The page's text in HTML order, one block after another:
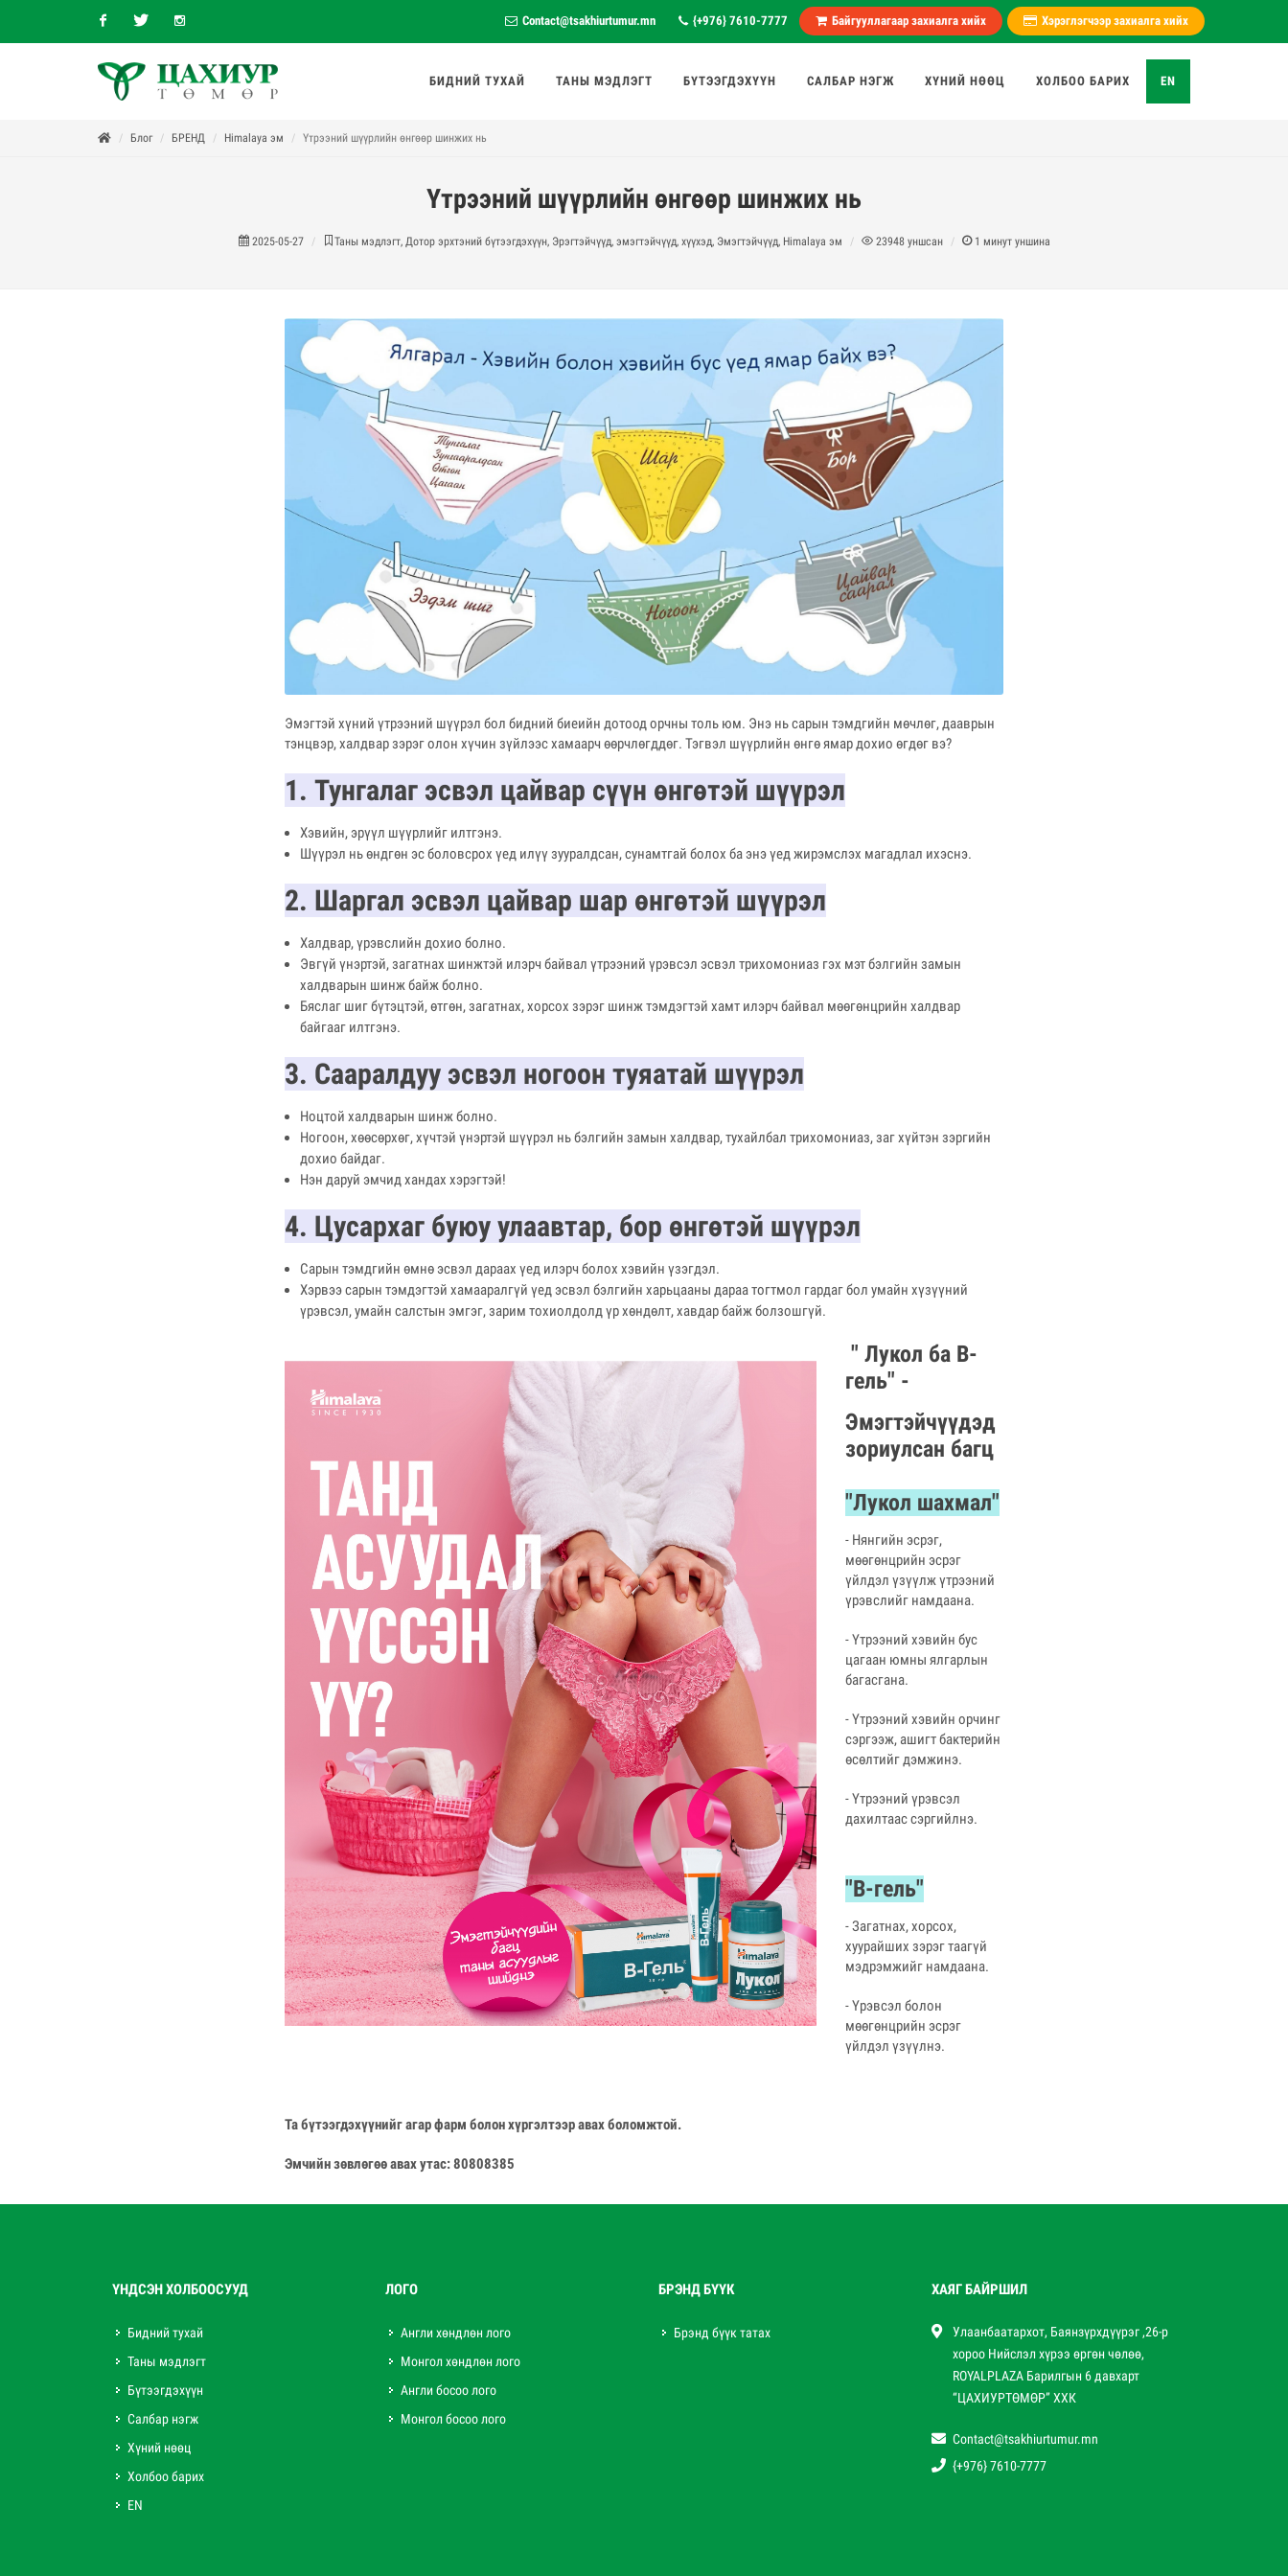
FacebookTwitter Instagram
Contact@tsakhiurtumur.mn {+976} 7610-7777 Байгууллагаар захиалга хийх Хэрэглэгчээр захиалга хийх
БИДНИЙ ТУХАЙ ТАНЫ МЭДЛЭГТ БҮТЭЭГДЭХҮҮН САЛБАР НЭГЖ ХҮНИЙ НӨӨЦ ХОЛБОО БАРИХ EN
Блог БРЕНД Himalaya эм Үтрээний шүүрлийн өнгөөр шинжих нь
Үтрээний шүүрлийн өнгөөр шинжих нь
2025-05-27 Таны мэдлэгт, Дотор эрхтэний бүтээгдэхүүн, Эрэгтэйчүүд, эмэгтэйчүүд, хүүхэд, Эмэгтэйчүүд, Himalaya эм 23948 уншсан 1 минут уншина
Эмэгтэй хүний үтрээний шүүрэл бол бидний биеийн дотоод орчны толь юм. Энэ нь сарын тэмдгийн мөчлөг, дааврын
тэнцвэр, халдвар зэрэг олон хүчин зүйлээс хамаарч өөрчлөгддөг. Тэгвэл шүүрлийн өнгө ямар дохио өгдөг вэ?
1. Тунгалаг эсвэл цайвар сүүн өнгөтэй шүүрэл
Хэвийн, эрүүл шүүрлийг илтгэнэ.
Шүүрэл нь өндгөн эс боловсрох үед илүү зууралдсан, сунамтгай болох ба энэ үед жирэмслэх магадлал ихэснэ.
2. Шаргал эсвэл цайвар шар өнгөтэй шүүрэл
Халдвар, үрэвслийн дохио болно.
Эвгүй үнэртэй, загатнах шинжтэй илэрч байвал үтрээний үрэвсэл эсвэл трихомониаз гэх мэт бэлгийн замын
халдварын шинж байж болно.
Бяслаг шиг бүтэцтэй, өтгөн, загатнах, хорсох зэрэг шинж тэмдэгтэй хамт илэрч байвал мөөгөнцрийн халдвар
байгааг илтгэнэ.
3. Сааралдуу эсвэл ногоон туяатай шүүрэл
Ноцтой халдварын шинж болно.
Ногоон, хөөсөрхөг, хүчтэй үнэртэй шүүрэл нь бэлгийн замын халдвар, тухайлбал трихомониаз, заг хүйтэн зэргийн
дохио байдаг.
Нэн даруй эмчид хандах хэрэгтэй!
4. Цусархаг буюу улаавтар, бор өнгөтэй шүүрэл
Сарын тэмдгийн өмнө эсвэл дараах үед илэрч болох хэвийн үзэгдэл.
Хэрвээ сарын тэмдэгтэй хамааралгүй үед эсвэл бэлгийн харьцааны дараа тогтмол гардаг бол умайн хүзүүний
үрэвсэл, умайн салстын эмгэг, зарим тохиолдолд үр хөндөлт, хавдар байж болзошгүй.
" Лукол ба В-
гель" -
Эмэгтэйчүүдэд
зориулсан багц
"Лукол шахмал"
- Нянгийн эсрэг,
мөөгөнцрийн эсрэг
үйлдэл үзүүлж үтрээний
үрэвслийг намдаана.
- Үтрээний хэвийн бус
цагаан юмны ялгарлын
багасгана.
- Үтрээний хэвийн орчинг
сэргээж, ашигт бактерийн
өсөлтийг дэмжинэ.
- Үтрээний үрэвсэл
дахилтаас сэргийлнэ.
"В-гель"
- Загатнах, хорсох,
хуурайших зэрэг таагүй
мэдрэмжийг намдаана.
- Үрэвсэл болон
мөөгөнцрийн эсрэг
үйлдэл үзүүлнэ.
Та бүтээгдэхүүнийг агар фарм болон хүргэлтээр авах боломжтой.
Эмчийн зөвлөгөө авах утас: 80808385
ҮНДСЭН ХОЛБООСУУД
Бидний тухай
Таны мэдлэгт
Бүтээгдэхүүн
Салбар нэгж
Хүний нөөц
Холбоо барих
EN
ЛОГО
Англи хөндлөн лого
Монгол хөндлөн лого
Англи босоо лого
Монгол босоо лого
БРЭНД БҮҮК
Брэнд бүүк татах
ХАЯГ БАЙРШИЛ
Улаанбаатархот, Баянзүрхдүүрэг ,26-р
хороо Нийслэл хүрээ өргөн чөлөө,
ROYALPLAZA Барилгын 6 давхарт
“ЦАХИУРТӨМӨР” ХХК
Contact@tsakhiurtumur.mn
{+976} 7610-7777